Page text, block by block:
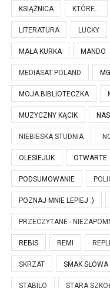
KSIĄŻNICA KTÓRE...
LITERATURA LUCKY
MAŁA KURKA MANDO
MEDIASAT POLAND MG
MOJA BIBLIOTECZKA
MUZYCZNY KĄCIK
NIEBIESKA STUDNIA
OLESIEJUK OTWARTE
PODSUMOWANIE
POZNAJ MNIE LEPIEJ :)
PRZECZYTANE -
REBIS REMI
SKRZAT SMAK SŁOWA
STABILO STARA